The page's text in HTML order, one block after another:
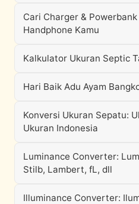
Cari Charger &
Handphone Kamu
Kalkulator Ukuran Septic
Hari Baik Adu Ayam
Konversi Ukuran Sepatu:
Ukuran Indonesia
Luminance Converter:
Stilb, Lambert, fL, dll
Illuminance Converter: